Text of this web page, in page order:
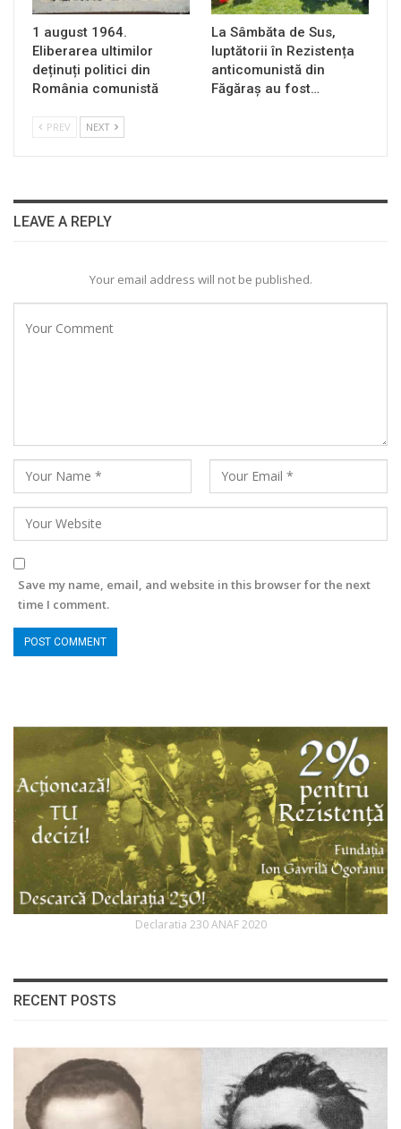
1 august 1964.
Eliberarea ultimilor
deținuți politici din
România comunistă
La Sâmbăta de Sus,
luptătorii în Rezistența
anticomunistă din
Făgăraș au fost…
PREV NEXT
LEAVE A REPLY
Your email address will not be published.
Save my name, email, and website in this browser for the next
time I comment.
Declaratia 230 ANAF 2020
RECENT POSTS